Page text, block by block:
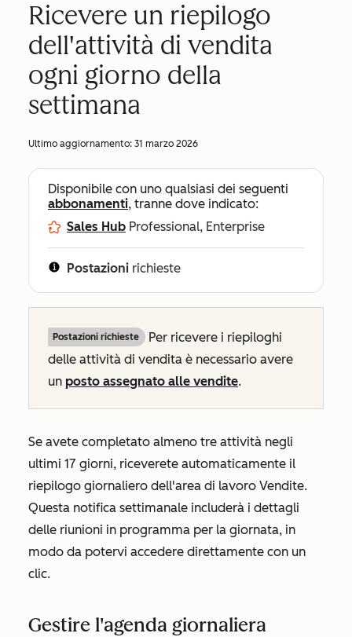
Ricevere un riepilogo
dell'attività di vendita
ogni giorno della
settimana
Ultimo aggiornamento: 31 marzo 2026
Disponibile con uno qualsiasi dei seguenti
abbonamenti, tranne dove indicato:
Sales Hub Professional, Enterprise
Postazioni richieste
Postazioni richieste
Per ricevere i riepiloghi
delle attività di vendita è necessario avere
un posto assegnato alle vendite.
Se avete completato almeno tre attività negli
ultimi 17 giorni, riceverete automaticamente il
riepilogo giornaliero dell'area di lavoro Vendite.
Questa notifica settimanale includerà i dettagli
delle riunioni in programma per la giornata, in
modo da potervi accedere direttamente con un
clic.
Gestire l'agenda giornaliera